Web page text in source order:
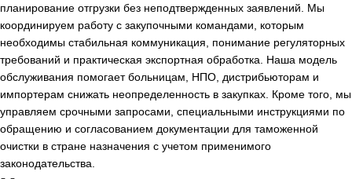
планирование отгрузки без неподтвержденных заявлений. Мы
координируем работу с закупочными командами, которым
необходимы стабильная коммуникация, понимание регуляторных
требований и практическая экспортная обработка. Наша модель
обслуживания помогает больницам, НПО, дистрибьюторам и
импортерам снижать неопределенность в закупках. Кроме того, мы
управляем срочными запросами, специальными инструкциями по
обращению и согласованием документации для таможенной
очистки в стране назначения с учетом применимого
законодательства.